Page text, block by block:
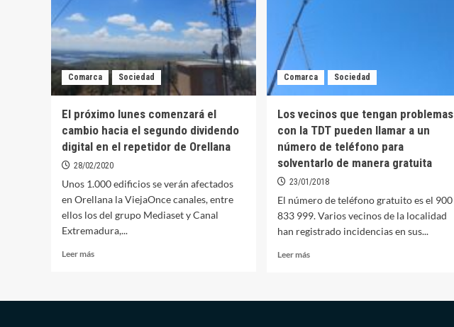
Comarca Sociedad
El próximo lunes comenzará el
cambio hacia el segundo dividendo
digital en el repetidor de Orellana
28/02/2020
Unos 1.000 edificios se verán afectados
en Orellana la ViejaOnce canales, entre
ellos los del grupo Mediaset y Canal
Extremadura,...
Leer másLeer
Comarca Sociedad
Los vecinos que tengan problemas
con la TDT pueden llamar a un
número de teléfono para
solventarlo de manera gratuita
23/01/2018
El número de teléfono gratuito es el 900
833 999. Varios vecinos de la localidad
han registrado incidencias en sus...
Leer másLeer